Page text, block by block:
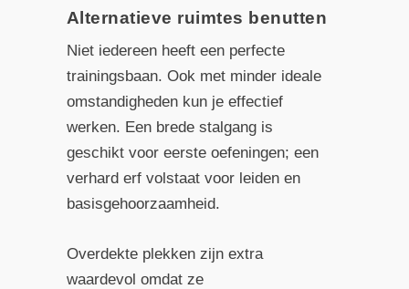
Alternatieve ruimtes benutten
Niet iedereen heeft een perfecte
trainingsbaan. Ook met minder ideale
omstandigheden kun je effectief
werken. Een brede stalgang is
geschikt voor eerste oefeningen; een
verhard erf volstaat voor leiden en
basisgehoorzaamheid.
Overdekte plekken zijn extra
waardevol omdat ze